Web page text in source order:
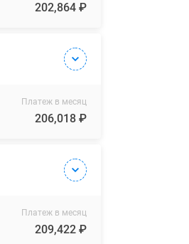
202,864 ₽
Платеж в месяц
206,018 ₽
Платеж в месяц
209,422 ₽